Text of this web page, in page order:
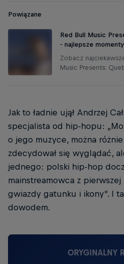
Powiązane
Red Bull Music
- najlepsze momenty
Zobacz
Music Presents:
Jak to ładnie ujął Andrzej
specjalista od hip-hopu:
o jego muzyce, można
zdecydował się wyglądać,
jednego: polski hip-hop
mainstreamowca z
gwiazdy gatunku i ikony”. I
dowodem.
ORYGINALNY